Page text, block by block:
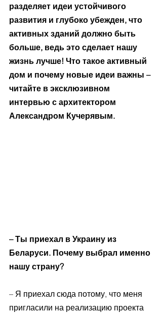
разделяет идеи устойчивого
развития и глубоко убежден, что
активных зданий должно быть
больше, ведь это сделает нашу
жизнь лучше! Что такое активный
дом и почему новые идеи важны –
читайте в эксклюзивном
интервью с архитектором
Александром Кучерявым.
– Ты приехал в Украину из
Беларуси. Почему выбрал именно
нашу страну?
– Я приехал сюда потому, что меня
пригласили на реализацию проекта